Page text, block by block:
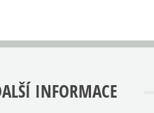
INFORMACE